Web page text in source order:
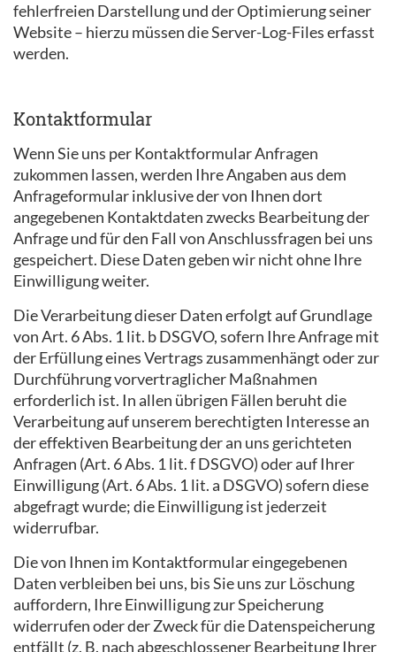
fehlerfreien Darstellung und der Optimierung seiner
Website – hierzu müssen die Server-Log-Files erfasst
werden.
Kontaktformular
Wenn Sie uns per Kontaktformular Anfragen
zukommen lassen, werden Ihre Angaben aus dem
Anfrageformular inklusive der von Ihnen dort
angegebenen Kontaktdaten zwecks Bearbeitung der
Anfrage und für den Fall von Anschlussfragen bei uns
gespeichert. Diese Daten geben wir nicht ohne Ihre
Einwilligung weiter.
Die Verarbeitung dieser Daten erfolgt auf Grundlage
von Art. 6 Abs. 1 lit. b DSGVO, sofern Ihre Anfrage mit
der Erfüllung eines Vertrags zusammenhängt oder zur
Durchführung vorvertraglicher Maßnahmen
erforderlich ist. In allen übrigen Fällen beruht die
Verarbeitung auf unserem berechtigten Interesse an
der effektiven Bearbeitung der an uns gerichteten
Anfragen (Art. 6 Abs. 1 lit. f DSGVO) oder auf Ihrer
Einwilligung (Art. 6 Abs. 1 lit. a DSGVO) sofern diese
abgefragt wurde; die Einwilligung ist jederzeit
widerrufbar.
Die von Ihnen im Kontaktformular eingegebenen
Daten verbleiben bei uns, bis Sie uns zur Löschung
auffordern, Ihre Einwilligung zur Speicherung
widerrufen oder der Zweck für die Datenspeicherung
entfällt (z. B. nach abgeschlossener Bearbeitung Ihrer